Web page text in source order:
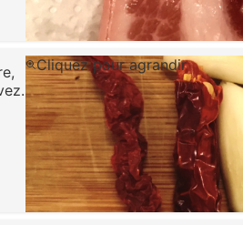
Cliquez pour agrandir